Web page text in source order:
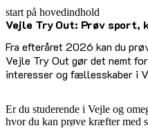
start på hovedindhold
Vejle Try Out: Prøv
Fra efteråret 2026 kan du
Vejle Try Out gør det nemt
interesser og fællesskaber i
senest opdateret 2. juli 2026
Er du studerende i Vejle og
hvor du kan prøve kræfter med